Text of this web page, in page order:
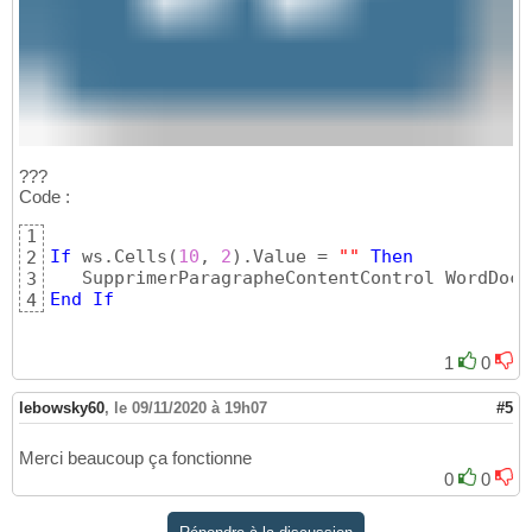
???
Code :
1
2
3
4
If ws.Cells (10 , 2) .Value = ""
Then
SupprimerParagrapheContentControl
End
If
1 0
lebowsky60, le 09/11/2020 à 19h07 #5
Merci beaucoup ça fonctionne
0
0